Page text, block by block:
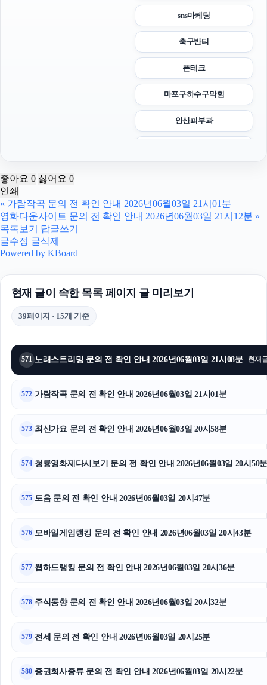
sns마케팅
축구반티
폰테크
마포구하수구막힘
안산피부과
광고대행사
야구반티
서초하수구막힘
대안학교
좋아요 0 싫어요 0
인쇄
« 가람작곡 문의 전 확인 안내 2026년06월03일 21시01분
영화다운사이트 문의 전 확인 안내 2026년06월03일 21시12분 »
목록보기
답글쓰기
글수정 글삭제
Powered by KBoard
현재 글이 속한 목록 페이지 글 미리보기
39페이지 · 15개 기준
571 노래스트리밍 문의 전 확인 안내 2026년06월03일 21시08분 현재
572 가람작곡 문의 전 확인 안내 2026년06월03일 21시01분
573 최신가요 문의 전 확인 안내 2026년06월03일 20시58분
574 청룡영화제다시보기 문의 전 확인 안내 2026년06월03일 20시50
575 도음 문의 전 확인 안내 2026년06월03일 20시47분
576 모바일게임랭킹 문의 전 확인 안내 2026년06월03일 20시43분
577 웹하드랭킹 문의 전 확인 안내 2026년06월03일 20시36분
578 주식동향 문의 전 확인 안내 2026년06월03일 20시32분
579 전세 문의 전 확인 안내 2026년06월03일 20시25분
580 증권회사종류 문의 전 확인 안내 2026년06월03일 20시22분